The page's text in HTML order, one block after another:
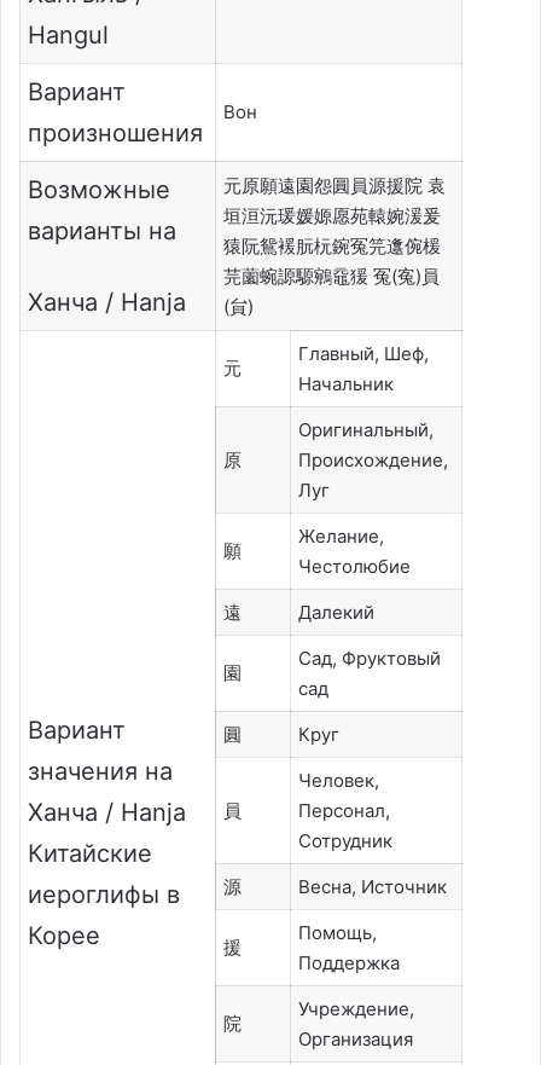
Hangul
Вариант
произношения
Вон
Возможные
варианты на
Ханча / Hanja
元原願遠園怨圓員源援院 袁
垣洹沅瑗媛嫄愿苑轅婉湲爰
猿阮鴛褑朊杬鋺冤笎邍倇楥
芫薗蜿謜騵鵷黿猨 冤(寃)員
(貟)
Вариант
значения на
Ханча / Hanja
Китайские
иероглифы в
Корее
元
Главный, Шеф,
Начальник
原
Оригинальный,
Происхождение,
Луг
願
Желание,
Честолюбие
遠
Далекий
園
Сад, Фруктовый
сад
圓
Круг
員
Человек,
Персонал,
Сотрудник
源
Весна, Источник
援
Помощь,
Поддержка
院
Учреждение,
Организация